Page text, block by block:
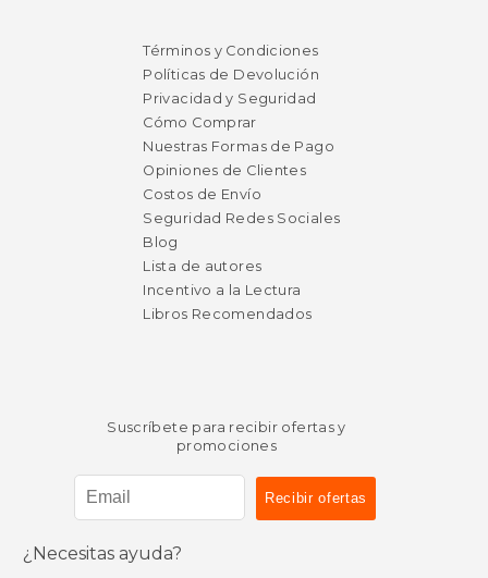
Términos y Condiciones
Políticas de Devolución
Privacidad y Seguridad
Cómo Comprar
Nuestras Formas de Pago
Opiniones de Clientes
Costos de Envío
Seguridad Redes Sociales
Blog
Lista de autores
Incentivo a la Lectura
Libros Recomendados
Suscríbete para recibir ofertas y
promociones
¿Necesitas ayuda?